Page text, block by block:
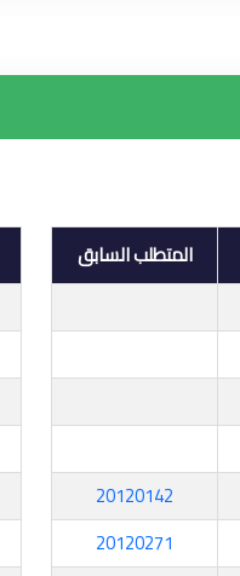
المتطلب السابق
20120142
20120271